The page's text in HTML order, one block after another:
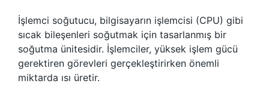
İşlemci soğutucu, bilgisayarın işlemcisi (CPU) gibi
sıcak bileşenleri soğutmak için tasarlanmış bir
soğutma ünitesidir. İşlemciler, yüksek işlem gücü
gerektiren görevleri gerçekleştirirken önemli
miktarda ısı üretir.